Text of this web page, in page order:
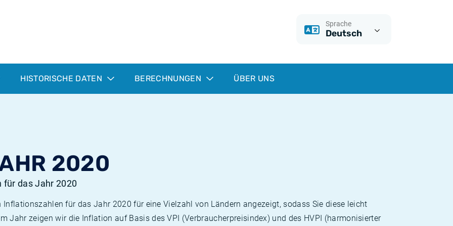
Sprache
Deutsch
HISTORISCHE DATEN BERECHNUNGEN ÜBER UNS
2020
das Jahr 2020
für das Jahr 2020 für eine Vielzahl von Ländern angezeigt, sodass Sie diese leicht
Jahr zeigen wir die Inflation auf Basis des VPI (Verbraucherpreisindex) und des HVPI (harmonisierter